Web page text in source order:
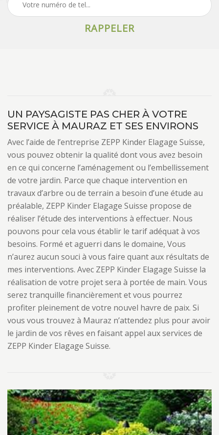
UN PAYSAGISTE PAS CHER À VOTRE
SERVICE À MAURAZ ET SES ENVIRONS
Avec l’aide de l’entreprise ZEPP Kinder Elagage Suisse,
vous pouvez obtenir la qualité dont vous avez besoin
en ce qui concerne l’aménagement ou l’embellissement
de votre jardin. Parce que chaque intervention en
travaux d’arbre ou de terrain a besoin d’une étude au
préalable, ZEPP Kinder Elagage Suisse propose de
réaliser l’étude des interventions à effectuer. Nous
pouvons pour cela vous établir le tarif adéquat à vos
besoins. Formé et aguerri dans le domaine, Vous
n’aurez aucun souci à vous faire quant aux résultats de
mes interventions. Avec ZEPP Kinder Elagage Suisse la
réalisation de votre projet sera à portée de main. Vous
serez tranquille financièrement et vous pourrez
profiter pleinement de votre nouvel havre de paix. Si
vous vous trouvez à Mauraz n’attendez plus pour avoir
le jardin de vos rêves en faisant appel aux services de
ZEPP Kinder Elagage Suisse.